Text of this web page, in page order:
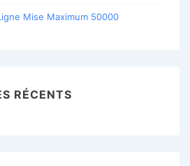
Mise Maximum 50000
RÉCENTS